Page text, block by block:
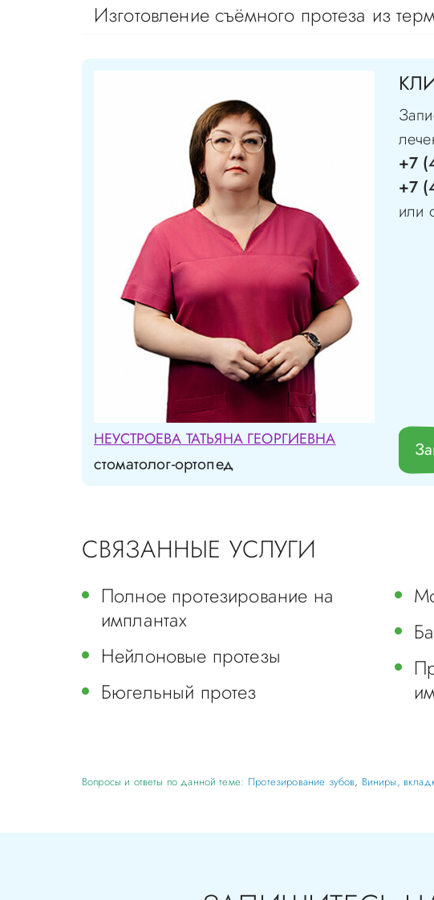
Изготовление съёмного протеза из
НЕУСТРОЕВА ТАТЬЯНА ГЕОРГИЕВНА
стоматолог-ортопед
+7
+7
или
СВЯЗАННЫЕ УСЛУГИ
Полное протезирование на
имплантах
Нейлоновые протезы
Бюгельный протез
Вопросы и ответы по данной теме: Протезирование зубов, Виниры,